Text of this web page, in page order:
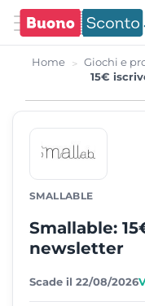
Home Giochi e
15€
SMALLABLE
Smallable: 15€ iscrivendoti alla
newsletter
Scade il 22/08/2026